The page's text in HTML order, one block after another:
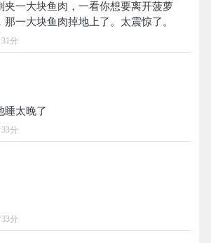
夹一大块鱼肉，一看你想要离开菠萝
分
分
分